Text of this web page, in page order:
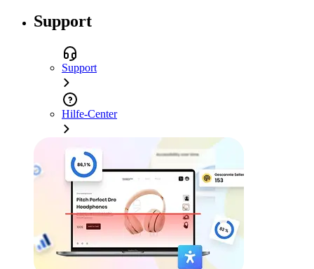
Support
Support
Hilfe-Center